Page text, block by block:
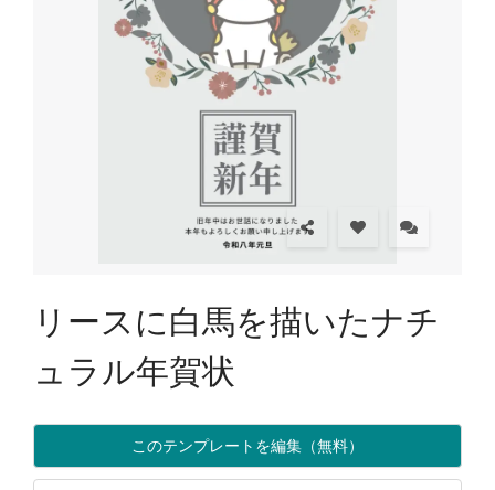
リースに白馬を描いたナチ
ュラル年賀状
このテンプレートを編集（無料）